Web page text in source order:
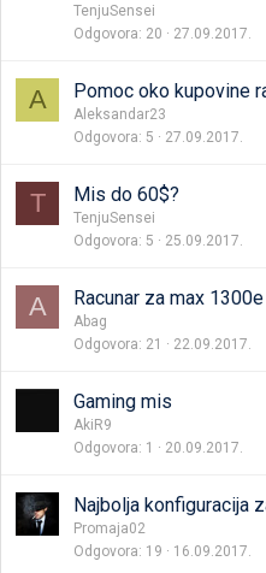
TenjuSensei
Odgovora 20 27.09.2017.
A Pomoc oko kupovine
Aleksandar23
Odgovora 5 27.09.2017.
T Mis do 60$?
TenjuSensei
Odgovora 5 25.09.2017.
A Racunar za max 1300e
Abag
Odgovora 21 22.09.2017.
Gaming mis
AkiR9
Odgovora 1 20.09.2017.
Najbolja konfiguracija
Promaja02
Odgovora 19 16.09.2017.